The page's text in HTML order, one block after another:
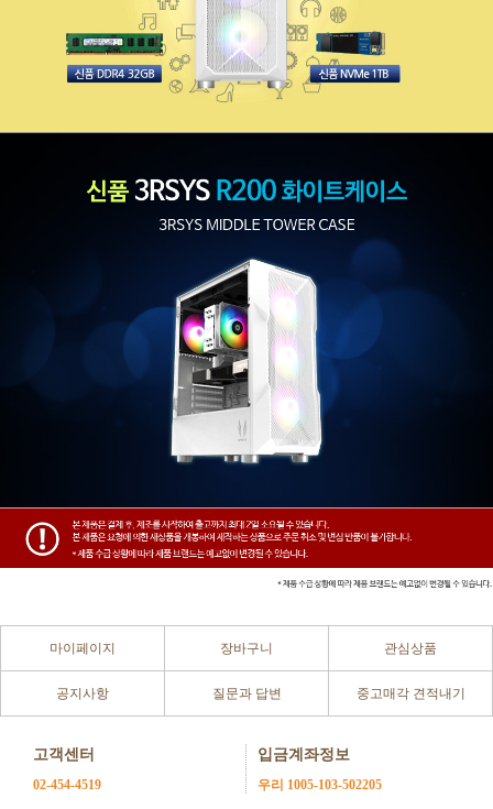
마이페이지 장바구니 관심상품
공지사항 질문과 답변 중고매각 견적내기
고객센터
02-454-4519
입금계좌정보
우리 1005-103-502205